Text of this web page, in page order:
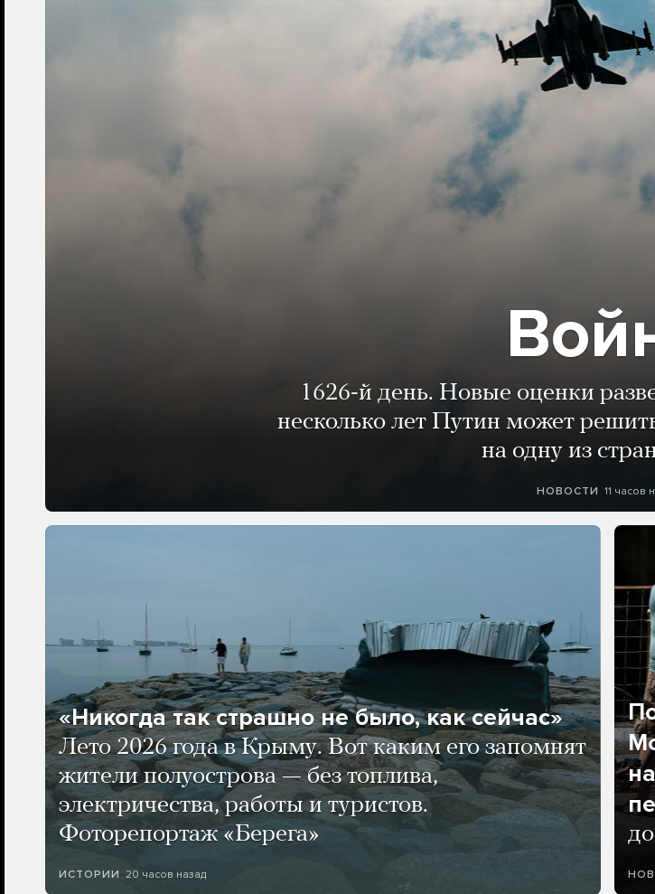
1626-й день. Новые оценки
несколько лет Путин может
на одну из
НОВОСТИ 11 часов
«Никогда так страшно не было, как сейчас»
Лето 2026 года в Крыму. Вот каким его запомнят
жители полуострова — без топлива,
электричества, работы и туристов.
Фоторепортаж «Берега»
ИСТОРИИ 20 часов назад